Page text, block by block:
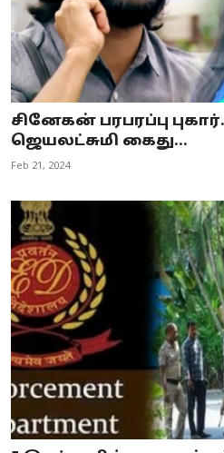
சினேகன் பரபரப்பு
ஜெயலட்சுமி கைது...
Feb 21, 2024